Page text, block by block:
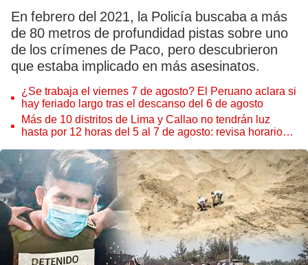
En febrero del 2021, la Policía buscaba a más
de 80 metros de profundidad pistas sobre uno
de los crímenes de Paco, pero descubrieron
que estaba implicado en más asesinatos.
¿Se trabaja el viernes 7 de agosto? El Peruano aclara si
hay feriado largo tras el descanso del 6 de agosto
Más de 10 distritos de Lima y Callao no tendrán luz
hasta por 12 horas del 5 al 7 de agosto: revisa horarios y